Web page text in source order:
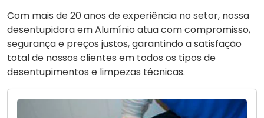
Com mais de 20 anos de experiência no setor, nossa
desentupidora em Alumínio atua com compromisso,
segurança e preços justos, garantindo a satisfação
total de nossos clientes em todos os tipos de
desentupimentos e limpezas técnicas.